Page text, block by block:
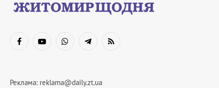
FacebookYouTubeWhatsAppTelegramRSS
Реклама: reklama@daily.zt.ua